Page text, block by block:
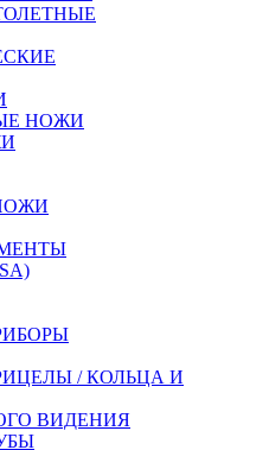
НОЖИ
/ КОЛЬЦА И
ВИДЕНИЯ